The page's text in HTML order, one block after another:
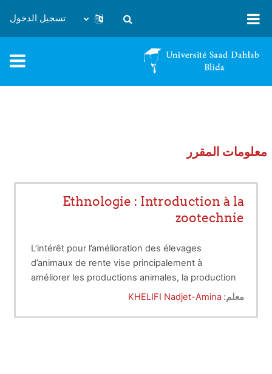
تبديل إدخال البحث
تسجيل الدخول
معلومات المقرر
Ethnologie : Introduction à la
zootechnie
L’intérêt pour l’amélioration des élevages
d’animaux de rente vise principalement à
améliorer les productions animales, la production
animale se base essentiellement sur des animaux
animal qui sert à assurer une «production » : lait,
معلم: KHELIFI Nadjet-Amina